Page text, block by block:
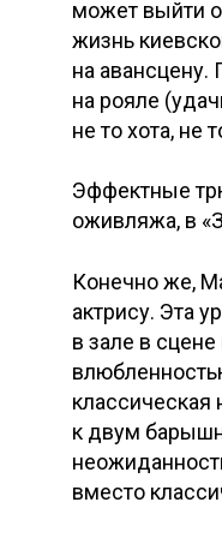
может выйти
жизнь
на авансцену.
на рояле
не то хота, не
Эффектные
оживляжа, в
Конечно же,
актрису. Эта
в зале в
классическая
к двум
вместо